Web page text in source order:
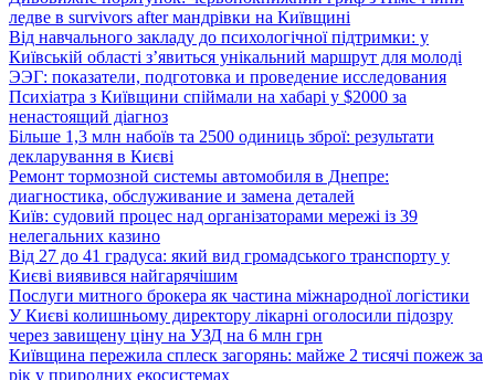
ледве в survivors after мандрівки на Київщині
Від навчального закладу до психологічної підтримки: у
Київській області з’явиться унікальний маршрут для молоді
ЭЭГ: показатели, подготовка и проведение исследования
Психіатра з Київщини спіймали на хабарі у $2000 за
ненастоящий діагноз
Більше 1,3 млн набоїв та 2500 одиниць зброї: результати
декларування в Києві
Ремонт тормозной системы автомобиля в Днепре:
диагностика, обслуживание и замена деталей
Київ: судовий процес над організаторами мережі із 39
нелегальних казино
Від 27 до 41 градуса: який вид громадського транспорту у
Києві виявився найгарячішим
Послуги митного брокера як частина міжнародної логістики
У Києві колишньому директору лікарні оголосили підозру
через завищену ціну на УЗД на 6 млн грн
Київщина пережила сплеск загорянь: майже 2 тисячі пожеж за
рік у природних екосистемах